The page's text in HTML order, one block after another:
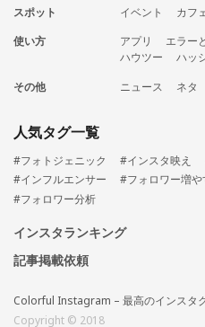
スポット
イベント カフ
使い方
アプリ エラー
ハウツー
ハッ
その他
ニュース ネタ
人気タグ一覧
#フォトジェニック #インスタ映え
#インフルエンサー
#フォロワー増や
#フォロワー分析
インスタランキング
記事掲載依頼
Colorful Instagram – 最高のインスタ
Copyright © 2018